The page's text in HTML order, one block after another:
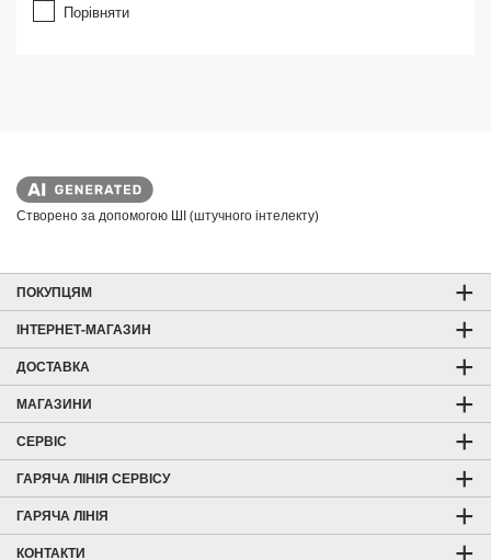
р
Порівняти
Створено за допомогою ШІ (штучного інтелекту)
ПОКУПЦЯМ
ІНТЕРНЕТ-МАГАЗИН
ДОСТАВКА
МАГАЗИНИ
СЕРВІС
ГАРЯЧА ЛІНІЯ СЕРВІСУ
ГАРЯЧА ЛІНІЯ
КОНТАКТИ